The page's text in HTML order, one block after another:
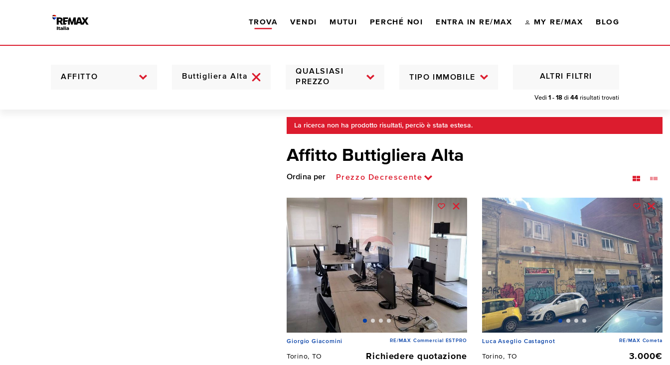
TROVA VENDI MUTUI PERCHÉ NOI ENTRA IN RE/MAX MY RE/MAX BLOG
AFFITTO
QUALSIASI
PREZZO
TIPO IMMOBILE
Vedi 1 - 18 di 44 risultati trovati
ALTRI FILTRI
La ricerca non ha prodotto risultati, perciò è stata estesa.
Affitto Buttigliera Alta
Ordina per Prezzo Decrescente
Giorgio Giacomini RE/MAX Commercial ESTPRO
Torino, TO
Richiedere quotazione
Luca Aseglio Castagnot RE/MAX Cometa
Torino, TO
3.000€